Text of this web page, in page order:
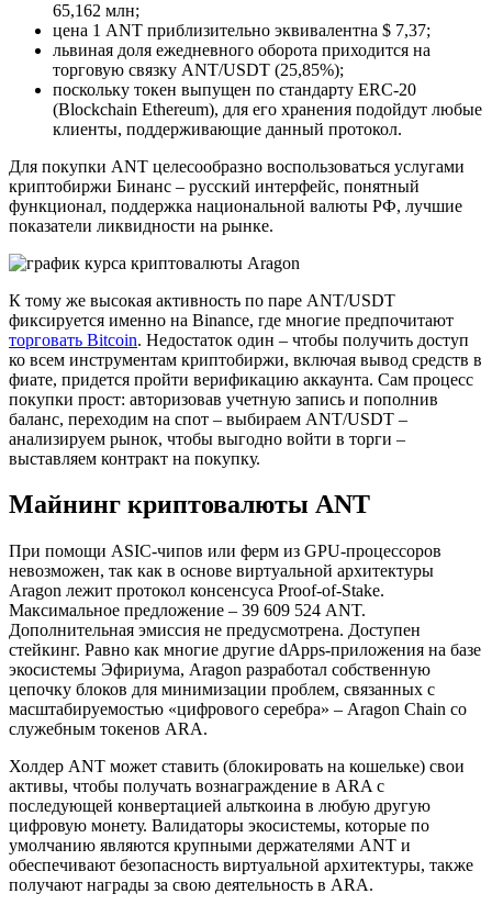
65,162 млн;
цена 1 ANT приблизительно эквивалентна $ 7,37;
львиная доля ежедневного оборота приходится на
торговую связку ANT/USDT (25,85%);
поскольку токен выпущен по стандарту ERC-20
(Blockchain Ethereum), для его хранения подойдут любые
клиенты, поддерживающие данный протокол.
Для покупки ANT целесообразно воспользоваться услугами
криптобиржи Бинанс – русский интерфейс, понятный
функционал, поддержка национальной валюты РФ, лучшие
показатели ликвидности на рынке.
К тому же высокая активность по паре ANT/USDT
фиксируется именно на Binance, где многие предпочитают
торговать Bitcoin. Недостаток один – чтобы получить доступ
ко всем инструментам криптобиржи, включая вывод средств в
фиате, придется пройти верификацию аккаунта. Сам процесс
покупки прост: авторизовав учетную запись и пополнив
баланс, переходим на спот – выбираем ANT/USDT –
анализируем рынок, чтобы выгодно войти в торги –
выставляем контракт на покупку.
Майнинг криптовалюты ANT
При помощи ASIC-чипов или ферм из GPU-процессоров
невозможен, так как в основе виртуальной архитектуры
Aragon лежит протокол консенсуса Proof-of-Stake.
Максимальное предложение – 39 609 524 ANT.
Дополнительная эмиссия не предусмотрена. Доступен
стейкинг. Равно как многие другие dApps-приложения на базе
экосистемы Эфириума, Aragon разработал собственную
цепочку блоков для минимизации проблем, связанных с
масштабируемостью «цифрового серебра» – Aragon Chain со
служебным токенов ARA.
Холдер ANT может ставить (блокировать на кошельке) свои
активы, чтобы получать вознаграждение в ARA с
последующей конвертацией альткоина в любую другую
цифровую монету. Валидаторы экосистемы, которые по
умолчанию являются крупными держателями ANT и
обеспечивают безопасность виртуальной архитектуры, также
получают награды за свою деятельность в ARA.